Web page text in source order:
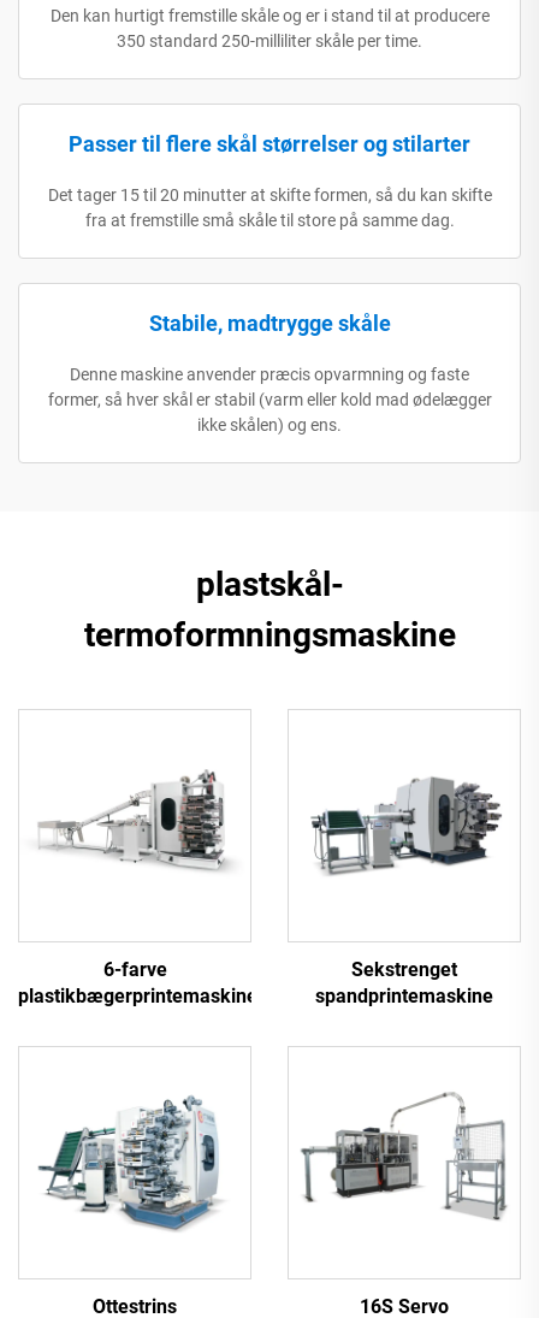
Den kan hurtigt fremstille skåle og er i stand til at producere
350 standard 250-milliliter skåle per time.
Passer til flere skål størrelser og stilarter
Det tager 15 til 20 minutter at skifte formen, så du kan skifte
fra at fremstille små skåle til store på samme dag.
Stabile, madtrygge skåle
Denne maskine anvender præcis opvarmning og faste
former, så hver skål er stabil (varm eller kold mad ødelægger
ikke skålen) og ens.
plastskål-
termoformningsmaskine
6-farve
plastikbægerprintemaskine
Sekstrenget
spandprintemaskine
Ottestrins 16S Servo